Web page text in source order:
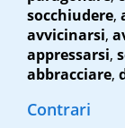
socchiudere,
avvicinarsi,
appressarsi,
abbracciare,
Contrari